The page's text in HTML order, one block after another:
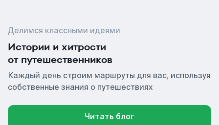
Делимся классными идеями
Истории и хитрости
от путешественников
Каждый день строим маршруты для вас, используя
собственные знания о путешествиях
Читать блог